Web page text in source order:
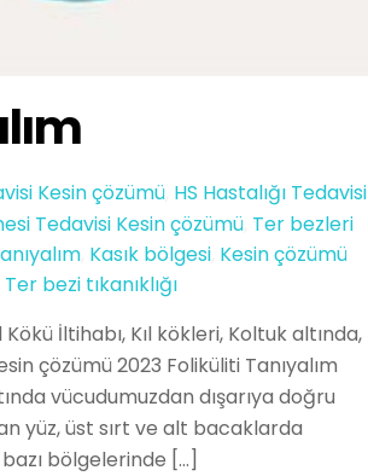
Kesin çözümü, HS Hastalığı Tedavisi
Tedavisi Kesin çözümü Ter bezleri
Kasık bölgesi Kesin çözümü
Ter bezi tıkanıklığı
Kökü İltihabı, Kıl kökleri, Koltuk altında,
çözümü 2023 Foliküliti Tanıyalım
vücudumuzdan dışarıya doğru
yüz, üst sırt ve alt bacaklarda
bölgelerinde […]